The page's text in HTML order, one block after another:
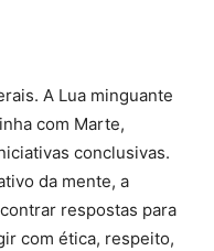
A Lua minguante
com Marte,
conclusivas.
da mente, a
respostas para
com ética, respeito,